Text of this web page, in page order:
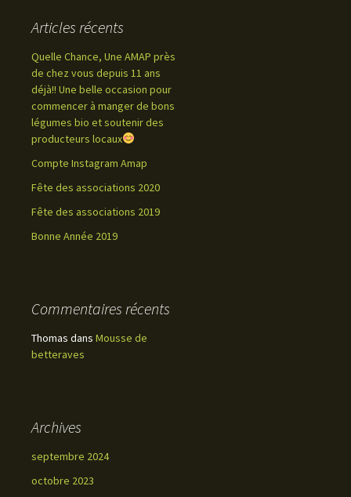
Articles récents
Quelle Chance, Une AMAP près
de chez vous depuis 11 ans
déjà!! Une belle occasion pour
commencer à manger de bons
légumes bio et soutenir des
producteurs locaux
Compte Instagram Amap
Fête des associations 2020
Fête des associations 2019
Bonne Année 2019
Commentaires récents
Thomas dans Mousse de
betteraves
Archives
septembre 2024
octobre 2023